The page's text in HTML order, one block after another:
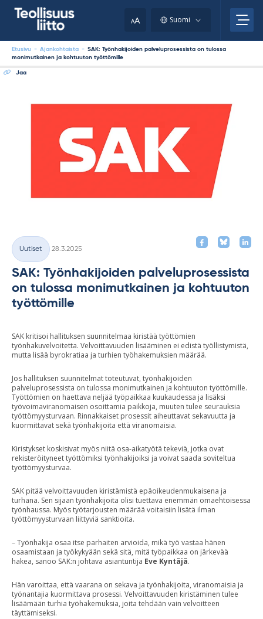
AA Suomi
Etusivu - Ajankohtaista - SAK: Työnhakijoiden palveluprosessista on tulossa
monimutkainen ja kohtuuton työttömille
Jaa
Kategoriat
Uutiset
28.3.2025
SAK: Työnhakijoiden palveluprosessista
on tulossa monimutkainen ja kohtuuton
työttömille
SAK kritisoi hallituksen suunnitelmaa kiristää työttömien
työnhakuvelvoitetta. Velvoittavuuden lisääminen ei edistä työllistymistä,
mutta lisää byrokratiaa ja turhien työhakemuksien määrää.
Jos hallituksen suunnitelmat toteutuvat, työnhakijoiden
palveluprosessista on tulossa monimutkainen ja kohtuuton työttömille.
Työttömien on haettava neljää työpaikkaa kuukaudessa ja lisäksi
työvoimaviranomaisen osoittamia paikkoja, muuten tulee seurauksia
työttömyysturvaan. Rinnakkaiset prosessit aiheuttavat sekavuutta ja
kuormittavat sekä työnhakijoita että viranomaisia.
Kiristykset koskisivat myös niitä osa-aikatyötä tekeviä, jotka ovat
rekisteröityneet työttömiksi työnhakijoiksi ja voivat saada soviteltua
työttömyysturvaa.
SAK pitää velvoittavuuden kiristämistä epäoikeudenmukaisena ja
turhana. Sen sijaan työnhakijoita olisi tuettava enemmän omaehtoisessa
työnhaussa. Myös työtarjousten määrää voitaisiin lisätä ilman
työttömyysturvaan liittyviä sanktioita.
– Työnhakija osaa itse parhaiten arvioida, mikä työ vastaa hänen
osaamistaan ja työkykyään sekä sitä, mitä työpaikkaa on järkevää
hakea, sanoo SAK:n johtava asiantuntija Eve Kyntäjä.
Hän varoittaa, että vaarana on sekava ja työnhakijoita, viranomaisia ja
työnantajia kuormittava prosessi. Velvoittavuuden kiristäminen tulee
lisäämään turhia työhakemuksia, joita tehdään vain velvoitteen
täyttämiseksi.
clipboard.)